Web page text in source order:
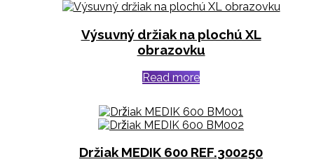
Výsuvný držiak na plochú XL
obrazovku
Read more
Držiak MEDIK 600 REF.300250